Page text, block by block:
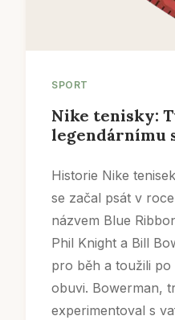
SPORT
Nike tenisky:
legendárnímu
Historie Nike
se začal psát v
názvem Blue
Phil Knight a Bill
pro běh a toužili
obuvi. Bowerman,
experimentoval s